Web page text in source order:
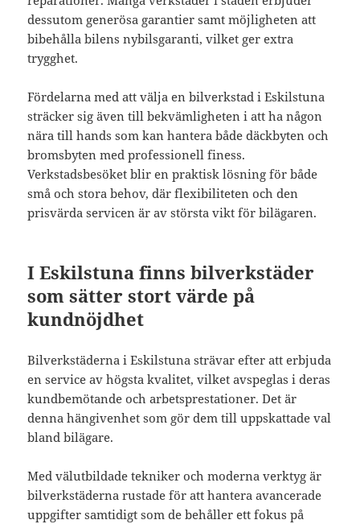
dessutom generösa garantier samt möjligheten att
bibehålla bilens nybilsgaranti, vilket ger extra
trygghet.
Fördelarna med att välja en bilverkstad i Eskilstuna
sträcker sig även till bekvämligheten i att ha någon
nära till hands som kan hantera både däckbyten och
bromsbyten med professionell finess.
Verkstadsbesöket blir en praktisk lösning för både
små och stora behov, där flexibiliteten och den
prisvärda servicen är av största vikt för bilägaren.
I Eskilstuna finns bilverkstäder
som sätter stort värde på
kundnöjdhet
Bilverkstäderna i Eskilstuna strävar efter att erbjuda
en service av högsta kvalitet, vilket avspeglas i deras
kundbemötande och arbetsprestationer. Det är
denna hängivenhet som gör dem till uppskattade val
bland bilägare.
Med välutbildade tekniker och moderna verktyg är
bilverkstäderna rustade för att hantera avancerade
uppgifter samtidigt som de behåller ett fokus på